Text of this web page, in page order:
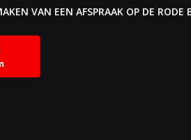
VAN EEN AFSPRAAK OP DE RODE